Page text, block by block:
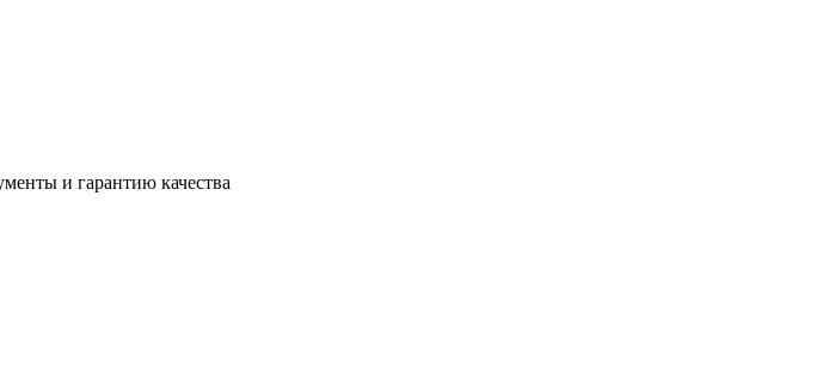
и гарантию качества